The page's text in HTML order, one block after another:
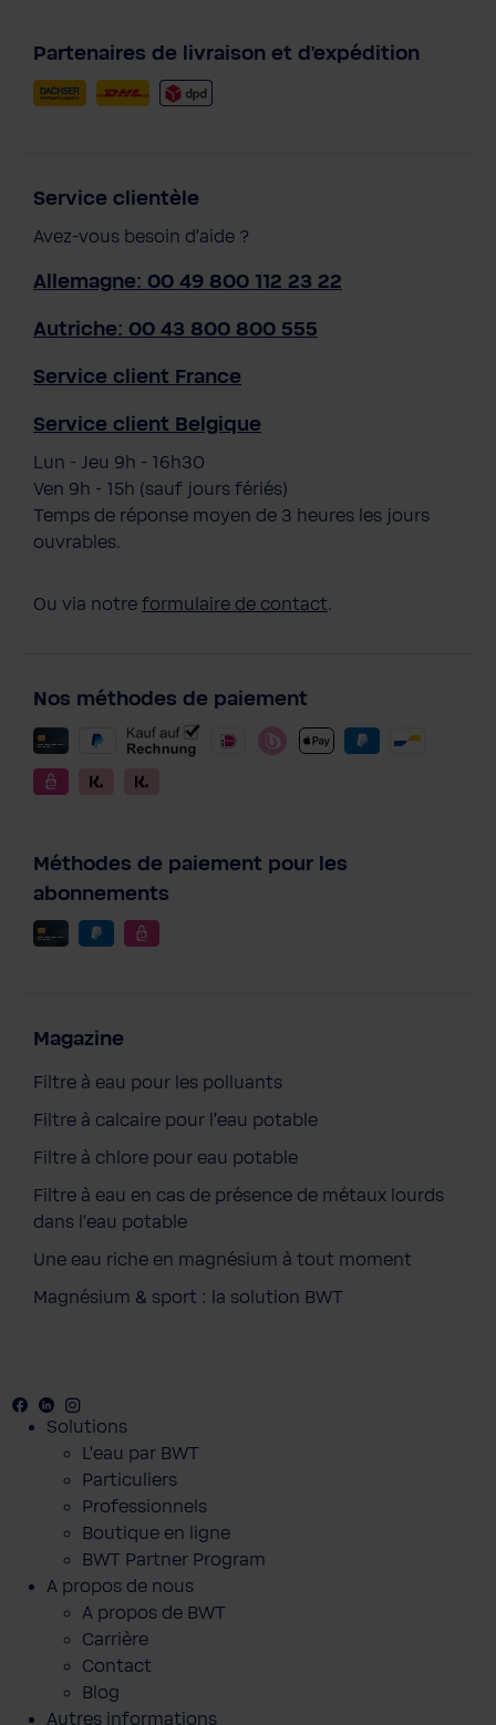
Partenaires de livraison et d'expédition
Service clientèle
Avez-vous besoin d'aide ?
Allemagne: 00 49 800 112 23 22
Autriche: 00 43 800 800 555
Service client France
Service client Belgique
Lun - Jeu 9h - 16h30
Ven 9h - 15h (sauf jours fériés)
Temps de réponse moyen de 3 heures les jours
ouvrables.
Ou via notre formulaire de contact.
Nos méthodes de paiement
Méthodes de paiement pour les
abonnements
Magazine
Filtre à eau pour les polluants
Filtre à calcaire pour l'eau potable
Filtre à chlore pour eau potable
Filtre à eau en cas de présence de métaux lourds
dans l'eau potable
Une eau riche en magnésium à tout moment
Magnésium & sport : la solution BWT
Facebook
YoutubeLinkedin
Solutions
L’eau par BWT
Particuliers
Professionnels
Boutique en ligne
BWT Partner Program
A propos de nous
A propos de BWT
Carrière
Contact
Blog
Autres informations